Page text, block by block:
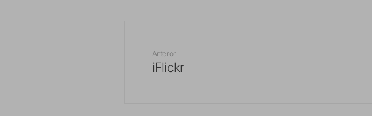
Anterior
iFlickr